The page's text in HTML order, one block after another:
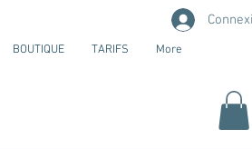
BOUTIQUE TARIFS More